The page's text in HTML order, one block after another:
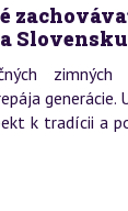
generácie.
k tradícii a